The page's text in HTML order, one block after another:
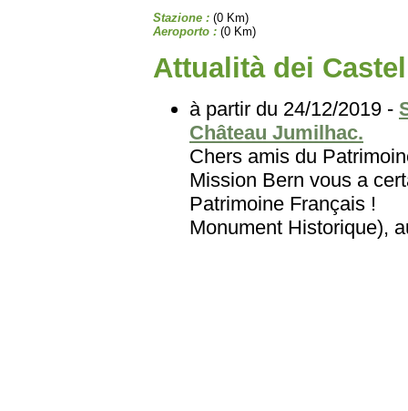
Stazione : (0 Km)
Aeroporto : (0 Km)
Attualità dei
à partir du 24/12/2019 -
Château Jumilhac.
Chers amis du
Mission Bern vous a
Patrimoine
Monument Historique),